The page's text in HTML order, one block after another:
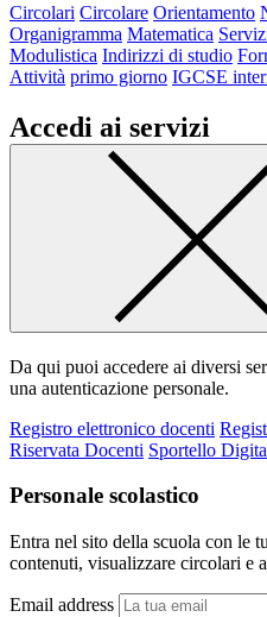
Circolari Circolare Orientamento
Organigramma Matematica
Modulistica Indirizzi di studio
Attività primo giorno IGCSE
Accedi ai servizi
Da qui puoi accedere ai diversi
una autenticazione personale.
Registro elettronico docenti
Riservata Docenti Sportello
Personale scolastico
Entra nel sito della scuola con le
contenuti, visualizzare circolari e
Email address